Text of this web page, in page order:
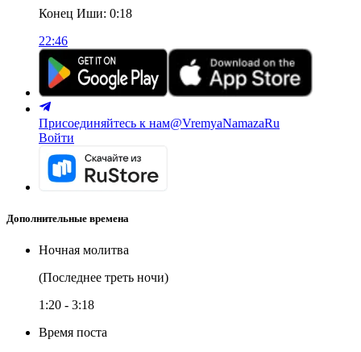
Конец Иши: 0:18
22:46
Присоединяйтесь к нам@VremyaNamazaRu
Войти
Дополнительные времена
Ночная молитва
(Последнее треть ночи)
1:20 - 3:18
Время поста